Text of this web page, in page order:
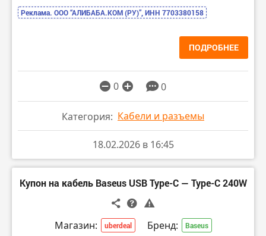
Реклама. ООО “АЛИБАБА.КОМ (РУ)”, ИНН 7703380158
ПОДРОБНЕЕ
0 0
Категория: Кабели и разъемы
18.02.2026 в 16:45
Купон на кабель Baseus USB Type-C — Type-C 240W
Магазин: uberdeal Бренд: Baseus